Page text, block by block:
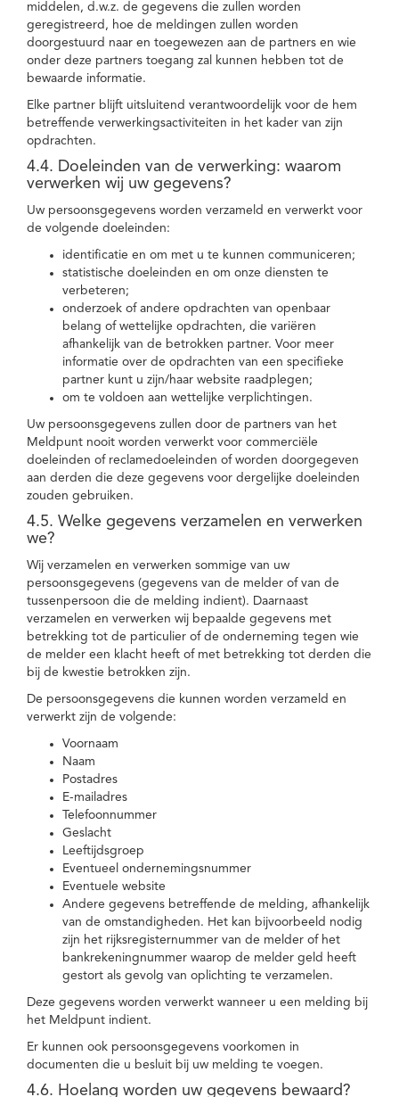
middelen, d.w.z. de gegevens die zullen worden
geregistreerd, hoe de meldingen zullen worden
doorgestuurd naar en toegewezen aan de partners en wie
onder deze partners toegang zal kunnen hebben tot de
bewaarde informatie.
Elke partner blijft uitsluitend verantwoordelijk voor de hem
betreffende verwerkingsactiviteiten in het kader van zijn
opdrachten.
4.4. Doeleinden van de verwerking: waarom
verwerken wij uw gegevens?
Uw persoonsgegevens worden verzameld en verwerkt voor
de volgende doeleinden:
identificatie en om met u te kunnen communiceren;
statistische doeleinden en om onze diensten te
verbeteren;
onderzoek of andere opdrachten van openbaar
belang of wettelijke opdrachten, die variëren
afhankelijk van de betrokken partner. Voor meer
informatie over de opdrachten van een specifieke
partner kunt u zijn/haar website raadplegen;
om te voldoen aan wettelijke verplichtingen.
Uw persoonsgegevens zullen door de partners van het
Meldpunt nooit worden verwerkt voor commerciële
doeleinden of reclamedoeleinden of worden doorgegeven
aan derden die deze gegevens voor dergelijke doeleinden
zouden gebruiken.
4.5. Welke gegevens verzamelen en verwerken
we?
Wij verzamelen en verwerken sommige van uw
persoonsgegevens (gegevens van de melder of van de
tussenpersoon die de melding indient). Daarnaast
verzamelen en verwerken wij bepaalde gegevens met
betrekking tot de particulier of de onderneming tegen wie
de melder een klacht heeft of met betrekking tot derden die
bij de kwestie betrokken zijn.
De persoonsgegevens die kunnen worden verzameld en
verwerkt zijn de volgende:
Voornaam
Naam
Postadres
E-mailadres
Telefoonnummer
Geslacht
Leeftijdsgroep
Eventueel ondernemingsnummer
Eventuele website
Andere gegevens betreffende de melding, afhankelijk
van de omstandigheden. Het kan bijvoorbeeld nodig
zijn het rijksregisternummer van de melder of het
bankrekeningnummer waarop de melder geld heeft
gestort als gevolg van oplichting te verzamelen.
Deze gegevens worden verwerkt wanneer u een melding bij
het Meldpunt indient.
Er kunnen ook persoonsgegevens voorkomen in
documenten die u besluit bij uw melding te voegen.
4.6. Hoelang worden uw gegevens bewaard?